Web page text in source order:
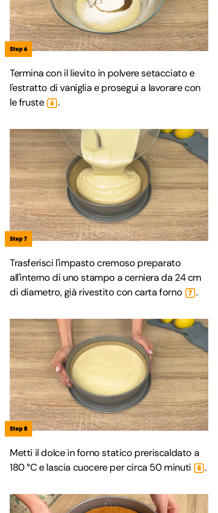
Step 6
Termina con il lievito in polvere setacciato e
l'estratto di vaniglia e prosegui a lavorare con
le fruste
6 .
Step 7
Trasferisci l'impasto cremoso preparato
all'interno di uno stampo a cerniera da 24 cm
di diametro, già rivestito con carta forno
7 .
Step 8
Metti il dolce in forno statico preriscaldato a
180 °C e lascia cuocere per circa 50 minuti
8 .